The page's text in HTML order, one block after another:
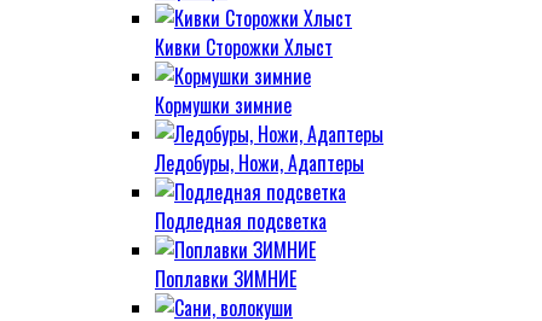
Кивки Сторожки Хлыст
Кормушки зимние
Ледобуры, Ножи, Адаптеры
Подледная подсветка
Поплавки ЗИМНИЕ